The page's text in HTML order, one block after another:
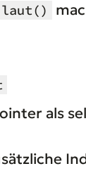
als